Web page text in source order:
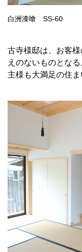
白洲漆喰 SS-60
古寺様邸は、お客
えのないものとな
主様も大満足の住ま